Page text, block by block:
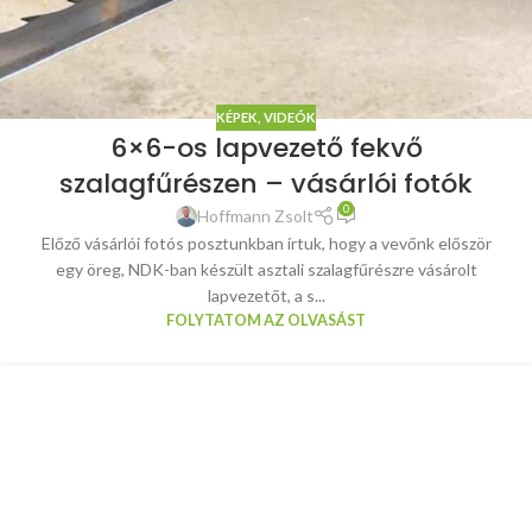
KÉPEK, VIDEÓK
6×6-os lapvezető fekvő
szalagfűrészen – vásárlói fotók
Hoffmann Zsolt 0
Előző vásárlói fotós posztunkban írtuk, hogy a vevőnk először
egy öreg, NDK-ban készült asztali szalagfűrészre vásárolt
lapvezetőt, a s...
FOLYTATOM AZ OLVASÁST